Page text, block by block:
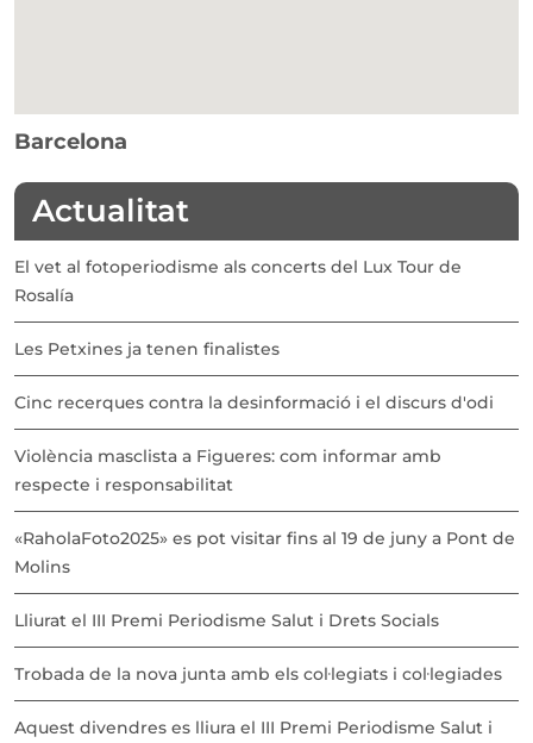
Barcelona
Actualitat
El vet al fotoperiodisme als concerts del Lux Tour de
Rosalía
Les Petxines ja tenen finalistes
Cinc recerques contra la desinformació i el discurs d'odi
Violència masclista a Figueres: com informar amb
respecte i responsabilitat
«RaholaFoto2025» es pot visitar fins al 19 de juny a Pont de
Molins
Lliurat el III Premi Periodisme Salut i Drets Socials
Trobada de la nova junta amb els col·legiats i col·legiades
Aquest divendres es lliura el III Premi Periodisme Salut i